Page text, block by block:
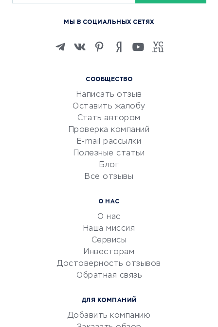
Изучение иностранных
Маркетинг и продажи
Репетиторство
Красота и здоровье
Сервисы по поиску работы
Сетевой маркетинг
УСЛУГИ ДЛЯ БИЗНЕСА
документооборот
Юридические компании
Бухгалтерия онлайн
СООБЩЕСТВО
Написать отзыв
Оставить жалобу
Стать автором
Проверка компаний
E-mail рассылки
Полезные статьи
Блог
Все отзывы
О НАС
О нас
Наша миссия
Сервисы
Инвесторам
Достоверность отзывов
Обратная связь
ДЛЯ КОМПАНИЙ
Добавить компанию
МЫ В СОЦИАЛЬНЫХ СЕТЯХ